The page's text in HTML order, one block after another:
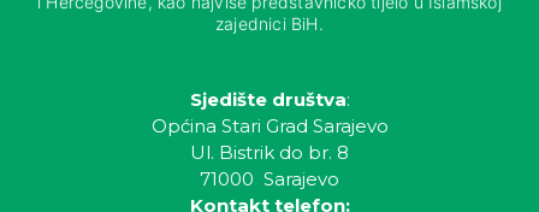
zajednici BiH.
Sjedište društva:
Općina Stari Grad Sarajevo
Ul. Bistrik do br. 8
71000 Sarajevo
Kontakt telefon: